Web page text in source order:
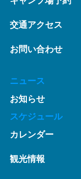
交通アクセス
お問い合わせ
ニュース
お知らせ
スケジュール
カレンダー
観光情報